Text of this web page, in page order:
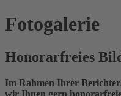
Fotogalerie
Honorarfreies
Im Rahmen Ihrer
wir Ihnen gern